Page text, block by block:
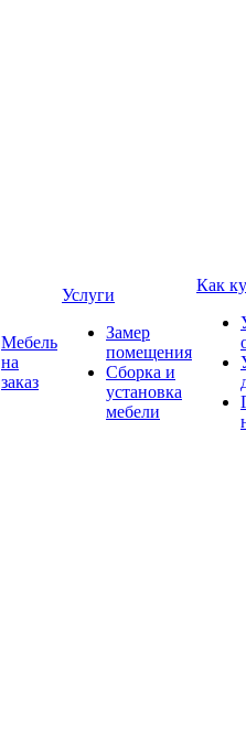
Мебель
на
заказ
Услуги
Замер
помещения
Сборка и
установка
мебели
Как